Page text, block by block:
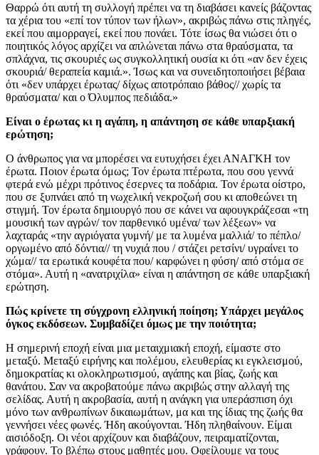
Θαρρώ ότι αυτή τη συλλογή πρέπει να τη διαβάσει κανείς βάζοντας
τα χέρια του «επί τον τύπον των ήλων», ακριβώς πάνω στις πληγές,
εκεί που αιμορραγεί, εκεί που πονάει. Τότε ίσως θα νιώσει ότι ο
ποιητικός λόγος αρχίζει να απλώνεται πάνω στα θραύσματα, τα
σπλάχνα, τις σκουριές ως συγκολλητική ουσία κι ότι «αν δεν έχεις
σκουριά/ θεραπεία καμιά.». Ίσως και να συνειδητοποιήσει βέβαια
ότι «δεν υπάρχει έρωτας/ δίχως αποτρόπαιο βάθος// χωρίς τα
θραύσματα/ και ο Όλυμπος πεδιάδα.»
Είναι ο έρωτας κι η αγάπη, η απάντηση σε κάθε υπαρξιακή
ερώτηση;
Ο άνθρωπος για να μπορέσει να ευτυχήσει έχει ΑΝΑΓΚΗ τον
έρωτα. Ποιον έρωτα όμως; Τον έρωτα πτέρωτα, που σου γεννά
φτερά ενώ μέχρι πρότινος έσερνες τα ποδάρια. Τον έρωτα οίστρο,
που σε ξυπνάει από τη νωχελική νεκροζωή σου κι αποθεώνει τη
στιγμή. Τον έρωτα δημιουργό που σε κάνει να αφουγκράζεσαι «τη
μουσική των αγρών/ τον παρθενικό υμένα/ των λέξεων» να
λαχταράς «την αγριόγατα γυμνή/ με τα λυμένα μαλλιά/ το πέπλο/
οργωμένο από δόντια// τη νυχιά που / στάζει ρετσίνι/ υγραίνει το
χώμα// τα ερωτικά κουφέτα που/ καρφώνει η φύση/ από στόμα σε
στόμα». Αυτή η «ανατριχίλα» είναι η απάντηση σε κάθε υπαρξιακή
ερώτηση.
Πώς κρίνετε τη σύγχρονη ελληνική ποίηση; Υπάρχει μεγάλος
όγκος εκδόσεων. Συμβαδίζει όμως με την ποιότητα;
Η σημερινή εποχή είναι μια μεταιχμιακή εποχή, είμαστε στο
μεταξύ. Μεταξύ ειρήνης και πολέμου, ελευθερίας κι εγκλεισμού,
δημοκρατίας κι ολοκληρωτισμού, αγάπης και βίας, ζωής και
θανάτου. Σαν να ακροβατούμε πάνω ακριβώς στην αλλαγή της
σελίδας. Αυτή η ακροβασία, αυτή η ανάγκη για υπεράσπιση όχι
μόνο των ανθρωπίνων δικαιωμάτων, μα και της ίδιας της ζωής θα
γεννήσει νέες φωνές. Ήδη ακούγονται. Ήδη πληθαίνουν. Είμαι
αισιόδοξη. Οι νέοι αρχίζουν και διαβάζουν, πειραματίζονται,
γράφουν. Το βλέπω στους μαθητές μου. Οφείλουμε να τους